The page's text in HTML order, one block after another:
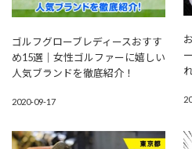
ゴルフグローブレディースおすす
め15選｜女性ゴルファーに嬉しい
人気ブランドを徹底紹介！
2020-09-17